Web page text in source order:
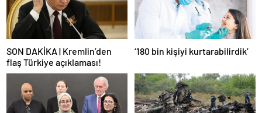
SON DAKİKA | Kremlin’den
flaş Türkiye açıklaması!
‘180 bin kişiyi kurtarabilirdik’